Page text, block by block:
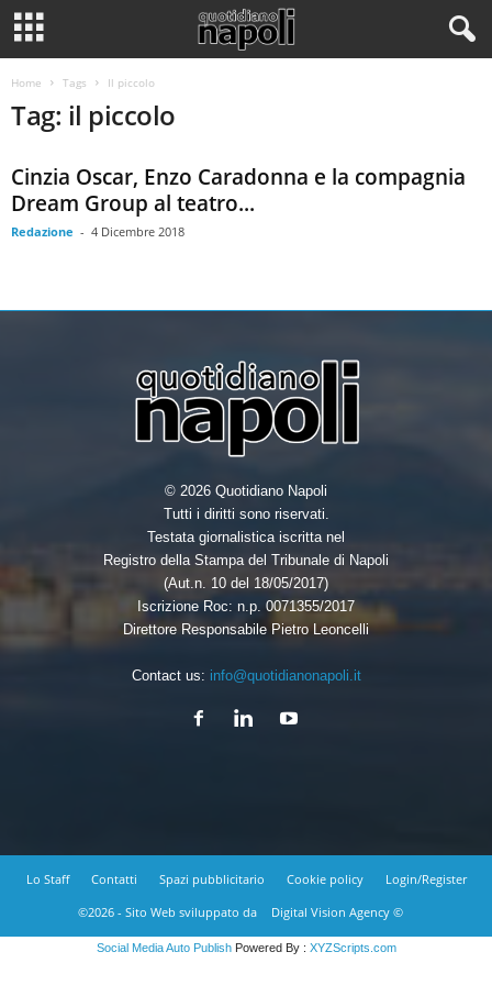
Home Tags Il piccolo
Tag: il piccolo
Cinzia Oscar, Enzo Caradonna e la compagnia
Dream Group al teatro...
Redazione - 4 Dicembre 2018
© 2026 Quotidiano Napoli
Tutti i diritti sono riservati.
Testata giornalistica iscritta nel
Registro della Stampa del Tribunale di Napoli
(Aut.n. 10 del 18/05/2017)
Iscrizione Roc: n.p. 0071355/2017
Direttore Responsabile Pietro Leoncelli
Contact us: info@quotidianonapoli.it
Lo Staff Contatti Spazi pubblicitario Cookie policy
Login/Register
©2026 - Sito Web sviluppato da
Digital Vision Agency ©
Social Media Auto PublishPowered By : XYZScripts.com